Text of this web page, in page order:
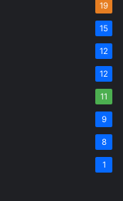
19
15
12
12
11
9
8
1